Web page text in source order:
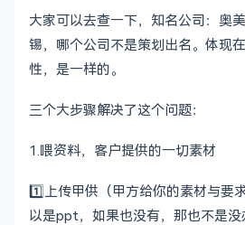
大家可以去查一下，知名公司：奥
锡，哪个公司不是策划出名。体现
性，是一样的。
三个大步骤解决了这个问题：
1.喂资料，客户提供的一切素材
1️⃣上传甲供（甲方给你的素材与要
以是ppt，如果也没有，那也不是